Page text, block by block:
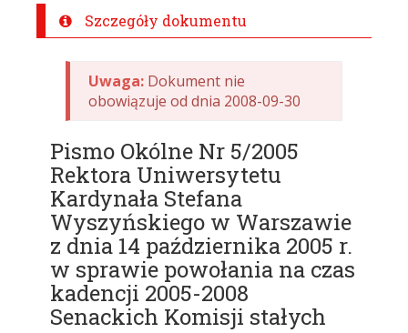
Szczegóły dokumentu
Uwaga: Dokument nie
obowiązuje od dnia 2008-09-30
Pismo Okólne Nr 5/2005
Rektora Uniwersytetu
Kardynała Stefana
Wyszyńskiego w Warszawie
z dnia 14 października 2005 r.
w sprawie powołania na czas
kadencji 2005-2008
Senackich Komisji stałych